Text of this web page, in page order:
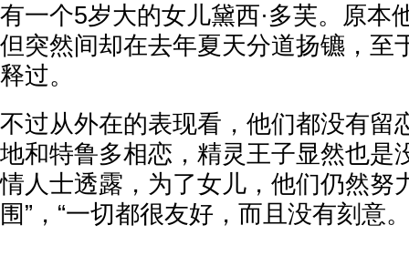
有一个5岁大的女儿黛西·多芙。原本
但突然间却在去年夏天分道扬镳，至
释过。
不过从外在的表现看，他们都没有留
地和特鲁多相恋，精灵王子显然也是
情人士透露，为了女儿，他们仍然努
围”，“一切都很友好，而且没有刻意